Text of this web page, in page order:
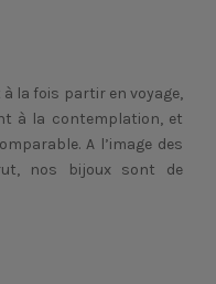
la fois partir en voyage,
à la contemplation, et
A l’image des
nos bijoux sont de